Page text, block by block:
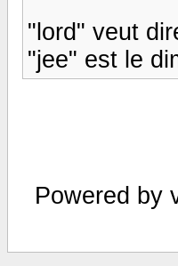
"lord" veut
"jee" est le
Powered by